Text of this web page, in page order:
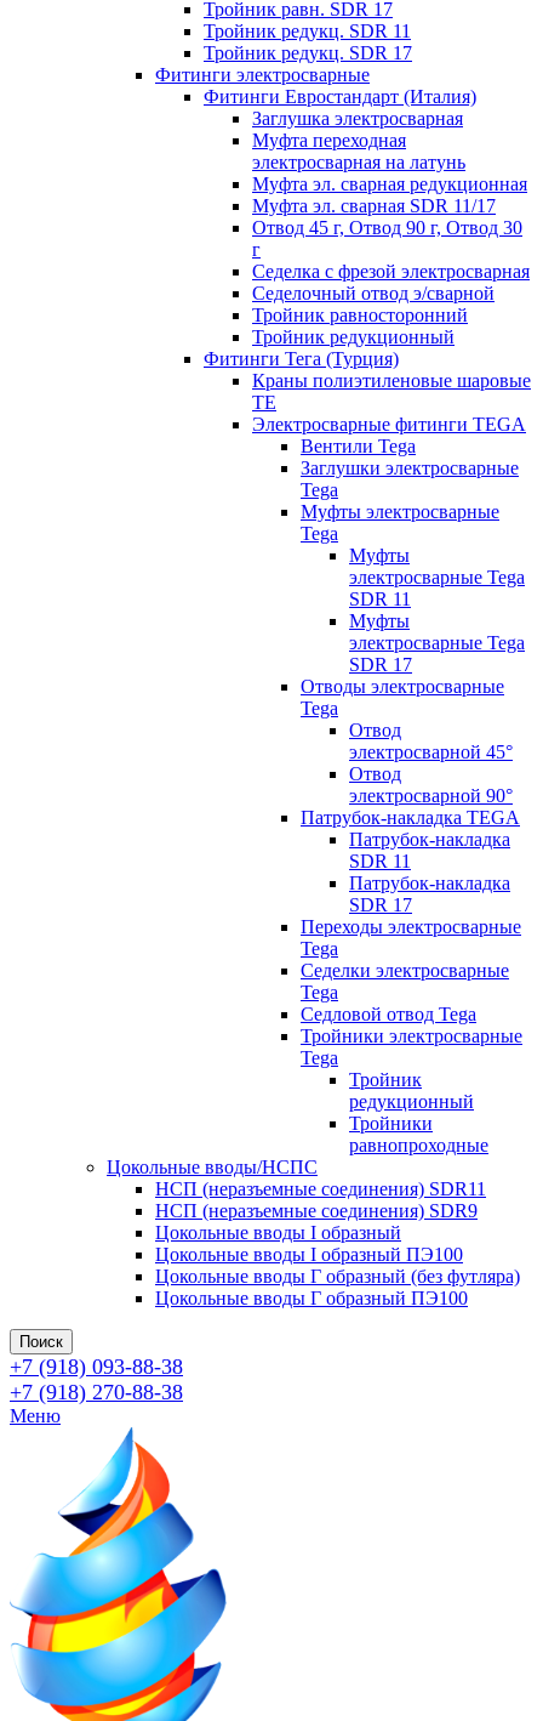
Тройник равн. SDR 17
Тройник редукц. SDR 11
Тройник редукц. SDR 17
Фитинги электросварные
Фитинги Евростандарт (Италия)
Заглушка электросварная
Муфта переходная
электросварная на латунь
Муфта эл. cварная редукционная
Муфта эл. сварная SDR 11/17
Отвод 45 г, Отвод 90 г, Отвод 30
г
Седелка с фрезой электросварная
Седелочный отвод э/сварной
Тройник равносторонний
Тройник редукционный
Фитинги Тега (Турция)
Краны полиэтиленовые шаровые
TE
Электросварные фитинги TEGA
Вентили Tega
Заглушки электросварные
Tega
Муфты электросварные
Tega
Муфты
электросварные Tega
SDR 11
Муфты
электросварные Tega
SDR 17
Отводы электросварные
Tega
Отвод
электросварной 45°
Отвод
электросварной 90°
Патрубок-накладка TEGA
Патрубок-накладка
SDR 11
Патрубок-накладка
SDR 17
Переходы электросварные
Tega
Седелки электросварные
Tega
Седловой отвод Tega
Тройники электросварные
Tega
Тройник
редукционный
Тройники
равнопроходные
Цокольные вводы/НСПС
НСП (неразъемные соединения) SDR11
НСП (неразъемные соединения) SDR9
Цокольные вводы I образный
Цокольные вводы I образный ПЭ100
Цокольные вводы Г образный (без футляра)
Цокольные вводы Г образный ПЭ100
Поиск
+7 (918) 093-88-38
+7 (918) 270-88-38
Меню